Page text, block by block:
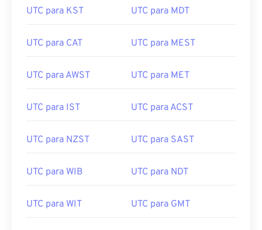
UTC para KST UTC para MDT
UTC para CAT UTC para MEST
UTC para AWST UTC para MET
UTC para IST UTC para ACST
UTC para NZST UTC para SAST
UTC para WIB UTC para NDT
UTC para WIT UTC para GMT